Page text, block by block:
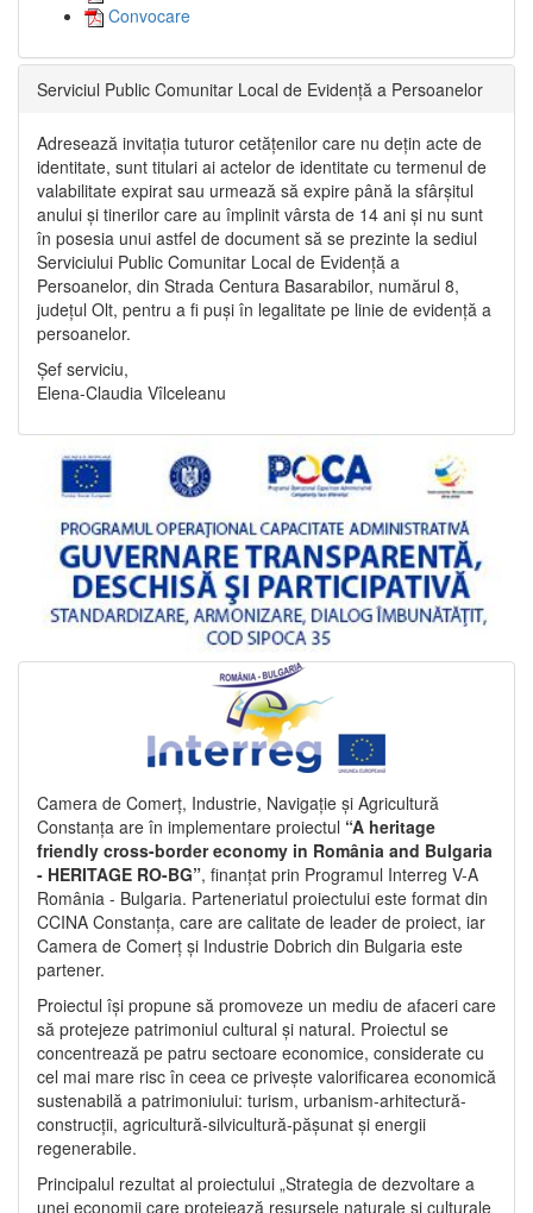
Convocare
Serviciul Public Comunitar Local de Evidență a Persoanelor
Adresează invitația tuturor cetățenilor care nu dețin acte de
identitate, sunt titulari ai actelor de identitate cu termenul de
valabilitate expirat sau urmează să expire până la sfârșitul
anului și tinerilor care au împlinit vârsta de 14 ani și nu sunt
în posesia unui astfel de document să se prezinte la sediul
Serviciului Public Comunitar Local de Evidență a
Persoanelor, din Strada Centura Basarabilor, numărul 8,
județul Olt, pentru a fi puși în legalitate pe linie de evidență a
persoanelor.
Șef serviciu,
Elena-Claudia Vîlceleanu
Camera de Comerț, Industrie, Navigație și Agricultură
Constanța are în implementare proiectul “A heritage
friendly cross-border economy in România and Bulgaria
- HERITAGE RO-BG”, finanțat prin Programul Interreg V-A
România - Bulgaria. Parteneriatul proiectului este format din
CCINA Constanța, care are calitate de leader de proiect, iar
Camera de Comerț și Industrie Dobrich din Bulgaria este
partener.
Proiectul își propune să promoveze un mediu de afaceri care
să protejeze patrimoniul cultural și natural. Proiectul se
concentrează pe patru sectoare economice, considerate cu
cel mai mare risc în ceea ce privește valorificarea economică
sustenabilă a patrimoniului: turism, urbanism-arhitectură-
construcții, agricultură-silvicultură-pășunat și energii
regenerabile.
Principalul rezultat al proiectului „Strategia de dezvoltare a
unei economii care protejează resursele naturale și culturale